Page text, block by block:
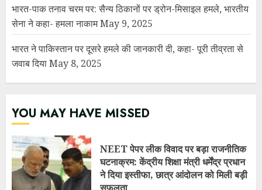
NEET पेपर लीक विवाद पर बड़ा राजनीतिक
घटनाक्रम: केंद्रीय शिक्षा मंत्री धर्मेंद्र प्रधान
ने दिया इस्तीफा, छात्र आंदोलन को मिली बड़ी
सफलता
7 दिन में पलटा फैसला! उत्तराखंड में 34
अधिशासी अधिकारियों के तबादला आदेश
JULY 25, 2026